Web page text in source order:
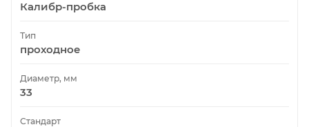
Калибр-пробка
Тип
проходное
Диаметр, мм
33
Стандарт